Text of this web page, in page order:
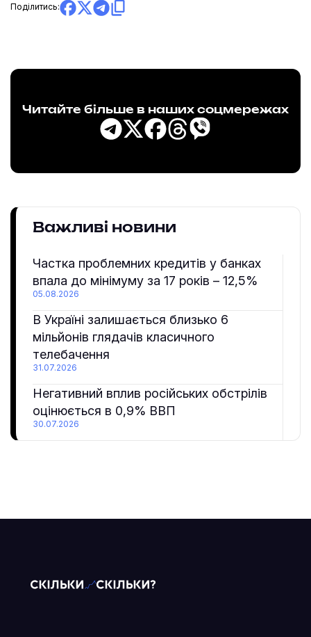
Поділитись:
Читайте більше в наших соцмережах
Важливі новини
Частка проблемних кредитів у банках
впала до мінімуму за 17 років – 12,5%
05.08.2026
В Україні залишається близько 6
мільйонів глядачів класичного
телебачення
31.07.2026
Негативний вплив російських обстрілів
оцінюється в 0,9% ВВП
30.07.2026